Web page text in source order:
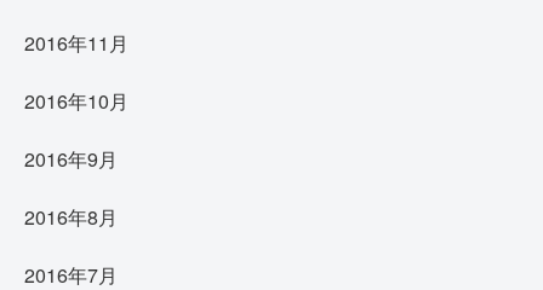
2016年11月
2016年10月
2016年9月
2016年8月
2016年7月